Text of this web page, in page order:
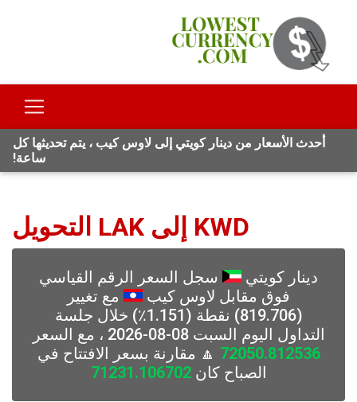
أحدث الأسعار من دينار كويتي إلى لاوس كيب ، يتم تحديثها كل
ساعة!
KWD إلى LAK التحويل
دينار كويتي
سجل السعر الرقم القياسي
فوق مقابل لاوس كيب
مع تغيير
(819.706) نقطة (1.151٪) خلال جلسة
التداول اليوم السبت 08-08-2026 ، مع السعر
72050.812536 🔼 مقارنة بسعر الافتتاح في
الصباح كان71231.106702